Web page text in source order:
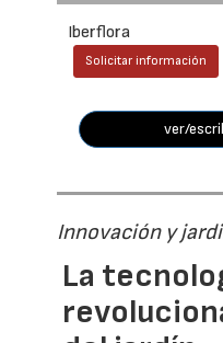
Iberflora
Solicitar información
ver/
Innovación y
La